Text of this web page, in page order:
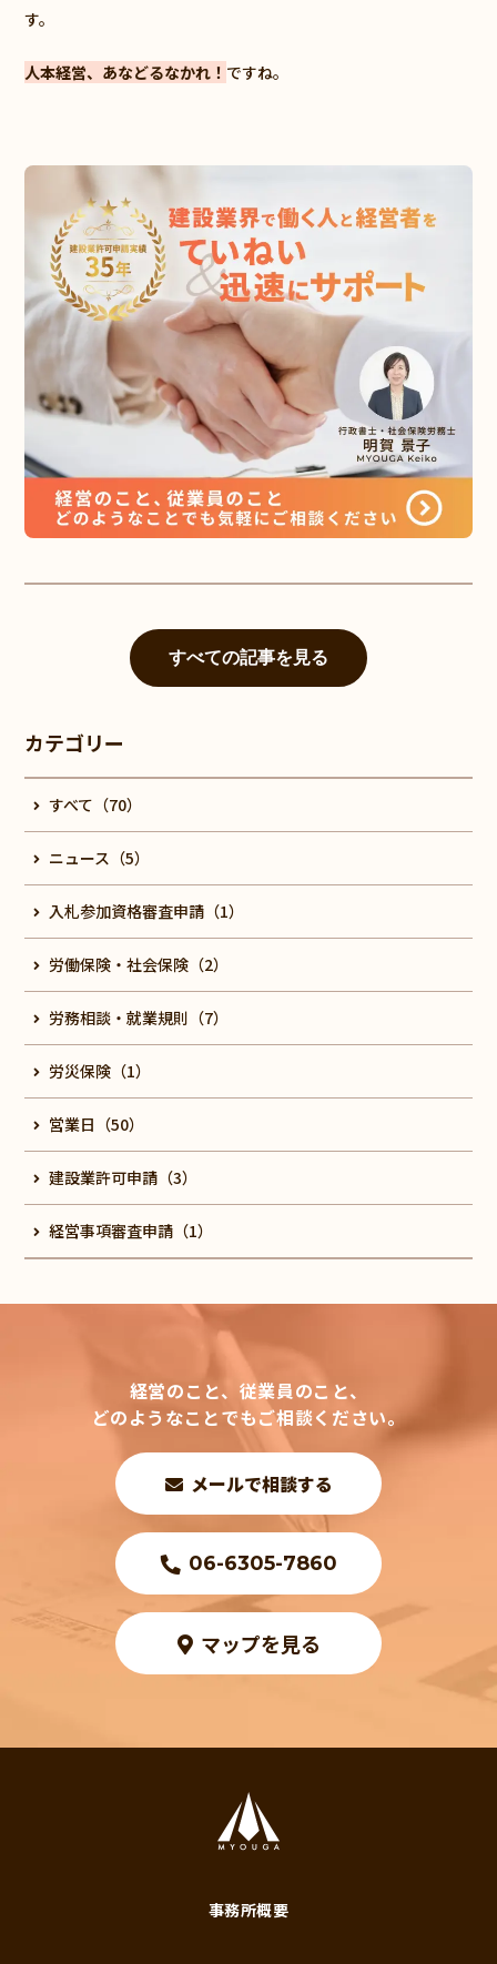
す。
人本経営、あなどるなかれ！ ですね。
すべての記事を見る
カテゴリー
すべて（70）
ニュース（5）
入札参加資格審査申請（1）
労働保険・社会保険（2）
労務相談・就業規則（7）
労災保険（1）
営業日（50）
建設業許可申請（3）
経営事項審査申請（1）
経営のこと、従業員のこと、
どのようなことでもご相談ください。
メールで相談する
06-6305-7860
マップを見る
ょ
う
行
事務所概要